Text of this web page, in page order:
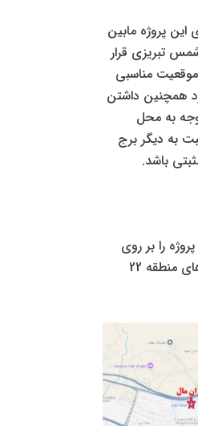
این پروژه مابین
تبریزی قرار
موقعیت مناسبی
همچنین داشتن
به محل
به دیگر برج
باشد.
را بر روی
نقشه و فاصله آن را با شاخص های منطقه 22